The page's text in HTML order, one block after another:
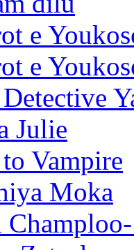
e
e
Julie
Vampire
Moka